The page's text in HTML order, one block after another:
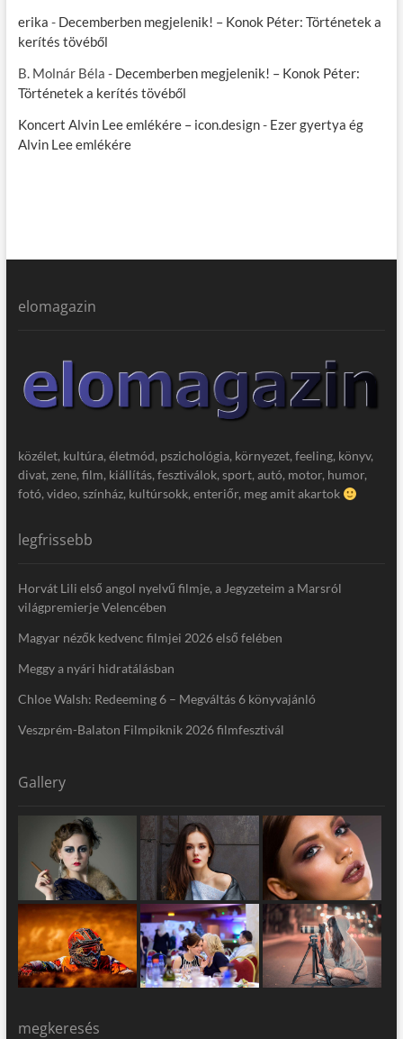
erika - Decemberben megjelenik! – Konok Péter: Történetek a
kerítés tövéből
B. Molnár Béla - Decemberben megjelenik! – Konok Péter:
Történetek a kerítés tövéből
Koncert Alvin Lee emlékére – icon.design- Ezer gyertya ég
Alvin Lee emlékére
elomagazin
közélet, kultúra, életmód, pszichológia, környezet, feeling, könyv,
divat, zene, film, kiállítás, fesztiválok, sport, autó, motor, humor,
fotó, video, színház, kultúrsokk, enteriőr, meg amit akartok
legfrissebb
Horvát Lili első angol nyelvű filmje, a Jegyzeteim a Marsról
világpremierje Velencében
Magyar nézők kedvenc filmjei 2026 első felében
Meggy a nyári hidratálásban
Chloe Walsh: Redeeming 6 – Megváltás 6 könyvajánló
Veszprém-Balaton Filmpiknik 2026 filmfesztivál
Gallery
megkeresés